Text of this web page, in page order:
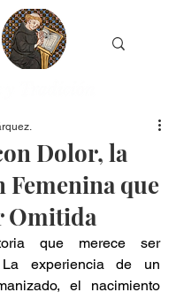
Dolor, la
Femenina que
Omitida
que merece ser
La experiencia de un
el nacimiento